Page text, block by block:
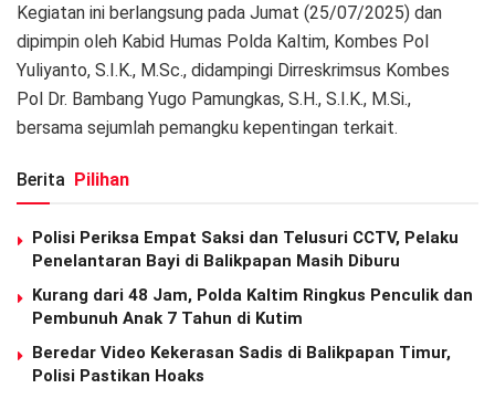
Kegiatan ini berlangsung pada Jumat (25/07/2025) dan
dipimpin oleh Kabid Humas Polda Kaltim, Kombes Pol
Yuliyanto, S.I.K., M.Sc., didampingi Dirreskrimsus Kombes
Pol Dr. Bambang Yugo Pamungkas, S.H., S.I.K., M.Si.,
bersama sejumlah pemangku kepentingan terkait.
Berita Pilihan
Polisi Periksa Empat Saksi dan Telusuri CCTV, Pelaku
Penelantaran Bayi di Balikpapan Masih Diburu
Kurang dari 48 Jam, Polda Kaltim Ringkus Penculik dan
Pembunuh Anak 7 Tahun di Kutim
Beredar Video Kekerasan Sadis di Balikpapan Timur,
Polisi Pastikan Hoaks